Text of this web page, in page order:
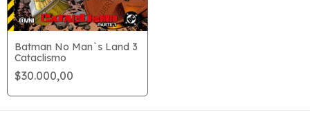
Batman No Man`s Land 3
Cataclismo
$30.000,00